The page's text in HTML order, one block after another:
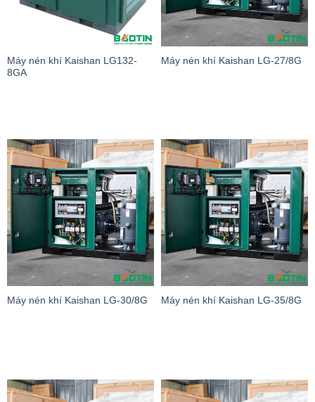
Máy nén khí Kaishan LG132-
8GA
Máy nén khí Kaishan LG-27/8G
Máy nén khí Kaishan LG-30/8G Máy nén khí Kaishan LG-35/8G